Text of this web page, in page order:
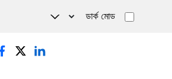
ডার্ক মোড